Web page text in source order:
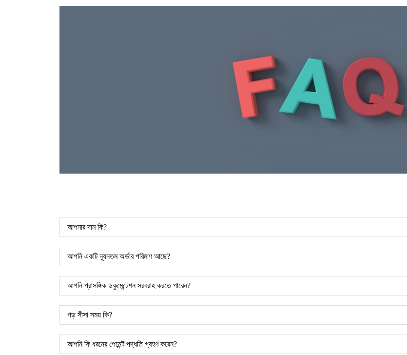
আপনার দাম কি?
আপনি একটি ন্যূনতম অর্ডার পরিমাণ আছে?
আপনি প্রাসঙ্গিক ডকুমেন্টেশন সরবরাহ করতে পারেন?
গড় সীসা সময় কি?
আপনি কি ধরনের পেমেন্ট পদ্ধতি গ্রহণ করেন?